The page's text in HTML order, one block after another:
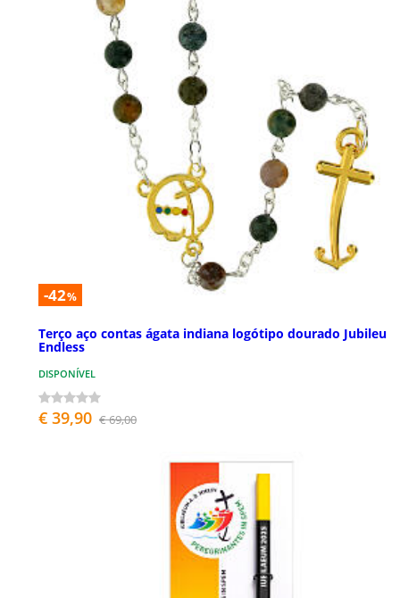
-42%
Terço aço contas ágata indiana logótipo dourado Jubileu
Endless
DISPONÍVEL
€ 39,90 € 69,00